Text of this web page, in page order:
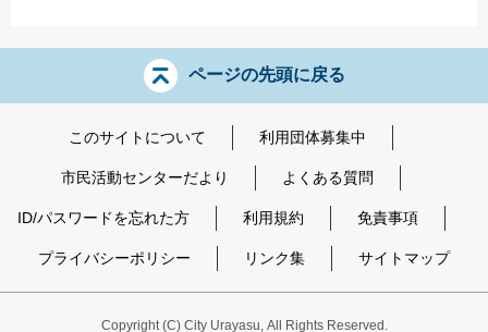
ページの先頭に戻る
このサイトについて 利用団体募集中
市民活動センターだより よくある質問
ID/パスワードを忘れた方 利用規約 免責事項
プライバシーポリシー リンク集 サイトマップ
Copyright(C) City Urayasu, All Rights Reserved.